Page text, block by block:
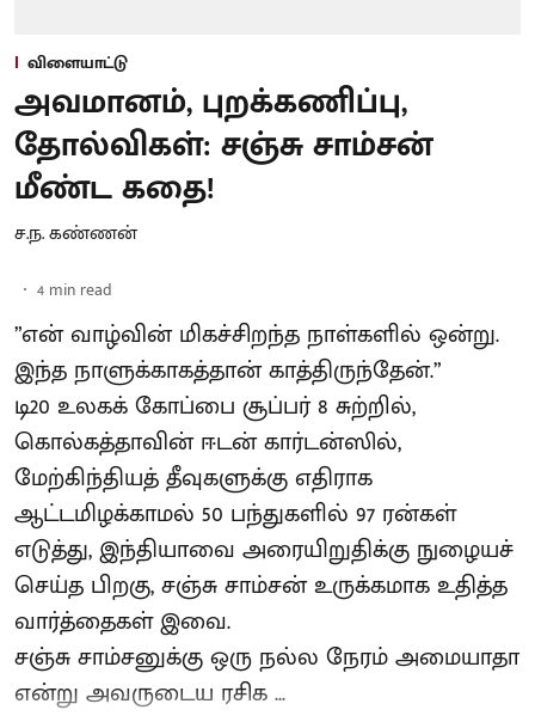
விளையாட்டு
அவமானம், புறக்கணிப்பு,
தோல்விகள்: சஞ்சு சாம்சன்
மீண்ட கதை!
ச.ந. கண்ணன்
4 min read
”என் வாழ்வின் மிகச்சிறந்த நாள்களில் ஒன்று.
இந்த நாளுக்காகத்தான் காத்திருந்தேன்.”
டி20 உலகக் கோப்பை சூப்பர் 8 சுற்றில்,
கொல்கத்தாவின் ஈடன் கார்டன்ஸில்,
மேற்கிந்தியத் தீவுகளுக்கு எதிராக
ஆட்டமிழக்காமல் 50 பந்துகளில் 97 ரன்கள்
எடுத்து, இந்தியாவை அரையிறுதிக்கு நுழையச்
செய்த பிறகு, சஞ்சு சாம்சன் உருக்கமாக உதித்த
வார்த்தைகள் இவை.
சஞ்சு சாம்சனுக்கு ஒரு நல்ல நேரம் அமையாதா
என்று அவருடைய ரசிக ...